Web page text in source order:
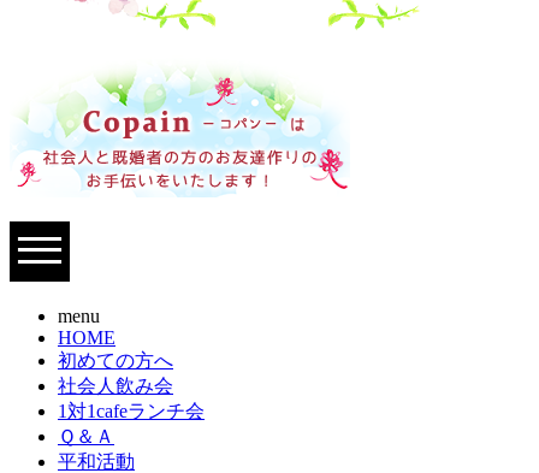
menu
HOME
初めての方へ
社会人飲み会
1対1cafeランチ会
Ｑ＆Ａ
平和活動